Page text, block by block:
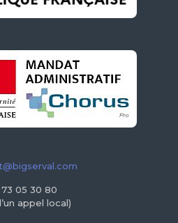
05 30 80
appel local)